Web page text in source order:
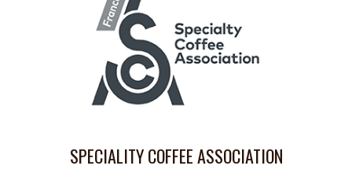
SPECIALITY COFFEE ASSOCIATION